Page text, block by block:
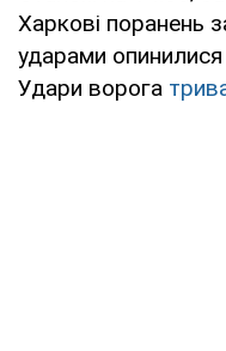
Харкові поранень
ударами
Удари ворога